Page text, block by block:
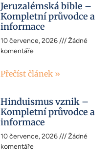
Jeruzalémská bible –
Kompletní průvodce a
informace
10 července, 2026
Žádné
komentáře
Přečíst článek »
Hinduismus vznik –
Kompletní průvodce a
informace
10 července, 2026
Žádné
komentáře